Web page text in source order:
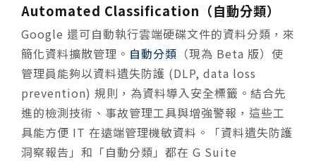
Automated Classification（自動分類）
Google 還可自動執行雲端硬碟文件的資料分類，來
簡化資料擴散管理。 自動分類 （現為 Beta 版）使
管理員能夠以資料遺失防護 (DLP, data loss
prevention) 規則，為資料導入安全標籤。結合先
進的檢測技術、事故管理工具與增強警報，這些工
具能方便 IT 在遠端管理機敏資料。「資料遺失防護
洞察報告」和「自動分類」都在 G Suite